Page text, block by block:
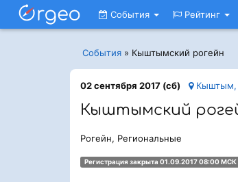
События Рейтинг
События » Кыштымский рогейн
02 сентября 2017 (сб) Кыштым,
Кыштымский
Рогейн, Региональные
Регистрация закрыта 01.09.2017 08:00 МСК